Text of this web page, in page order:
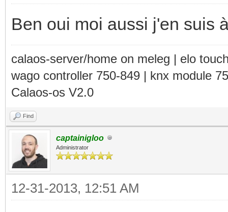
Ben oui moi aussi j'en suis
calaos-server/home on meleg | elo
wago controller 750-849 | knx module
Calaos-os V2.0
Find
captainigloo
Administrator
12-31-2013, 12:51 AM